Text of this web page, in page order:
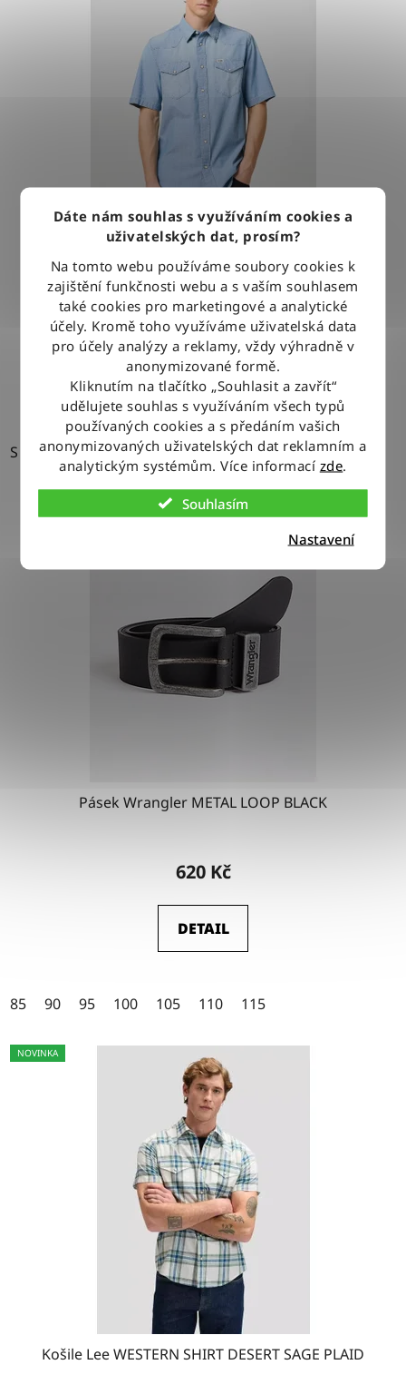
Dáte nám souhlas s využíváním cookies a
uživatelských dat, prosím?
Na tomto webu používáme soubory cookies k
zajištění funkčnosti webu a s vaším souhlasem
také cookies pro marketingové a analytické
účely. Kromě toho využíváme uživatelská data
pro účely analýzy a reklamy, vždy výhradně v
anonymizované formě.
Kliknutím na tlačítko „Souhlasit a zavřít“
udělujete souhlas s využíváním všech typů
používaných cookies a s předáním vašich
anonymizovaných uživatelských dat reklamním a
analytickým systémům. Více informací zde.
Souhlasím
Nastavení
Košile Wrangler WESTERN SHIRT LIGHT STONE
1 279 Kč
DETAIL
S
Pásek Wrangler METAL LOOP BLACK
hodnocení
produktu
je
4,5
hvězdiček.
620 Kč
DETAIL
85 90 95 100 105 110 115
NOVINKA
Košile Lee WESTERN SHIRT DESERT SAGE PLAID